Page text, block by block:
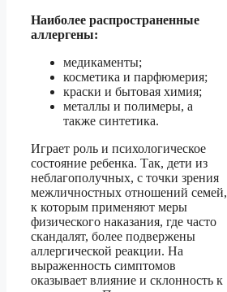
Наиболее распространенные
аллергены:
медикаменты;
косметика и парфюмерия;
краски и бытовая химия;
металлы и полимеры, а
также синтетика.
Играет роль и психологическое
состояние ребенка. Так, дети из
неблагополучных, с точки зрения
межличностных отношений семей,
к которым применяют меры
физического наказания, где часто
скандалят, более подвержены
аллергической реакции. На
выраженность симптомов
оказывает влияние и склонность к